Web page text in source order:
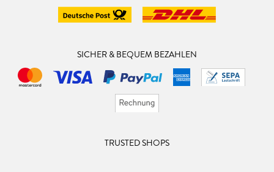
SICHER & BEQUEM BEZAHLEN
TRUSTED SHOPS